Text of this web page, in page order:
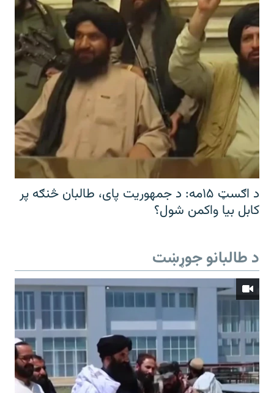
د اګسټ ۱۵مه: د جمهوریت پای، طالبان څنګه پر
کابل بیا واکمن شول؟
د طالبانو جوړښت